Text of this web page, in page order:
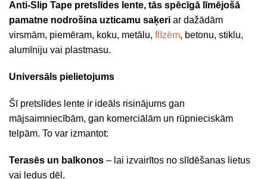
Anti-Slip Tape pretslīdes lente, tās spēcīgā līmējošā
pamatne nodrošina uzticamu saķeri ar dažādām
virsmām, piemēram, koku, metālu, flīzēm, betonu, stiklu,
alumīniju vai plastmasu.
Universāls pielietojums
Šī pretslīdes lente ir ideāls risinājums gan
mājsaimniecībām, gan komerciālām un rūpnieciskām
telpām. To var izmantot:
Terasēs un balkonos – lai izvairītos no slīdēšanas lietus
vai ledus dēļ.